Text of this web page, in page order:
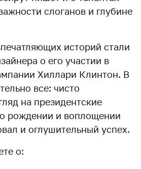
слоганов и глубине
историй стали
о его участии в
Хиллари Клинтон. В
все: чисто
на президентские
рождении и воплощении
и оглушительный успех.
о: